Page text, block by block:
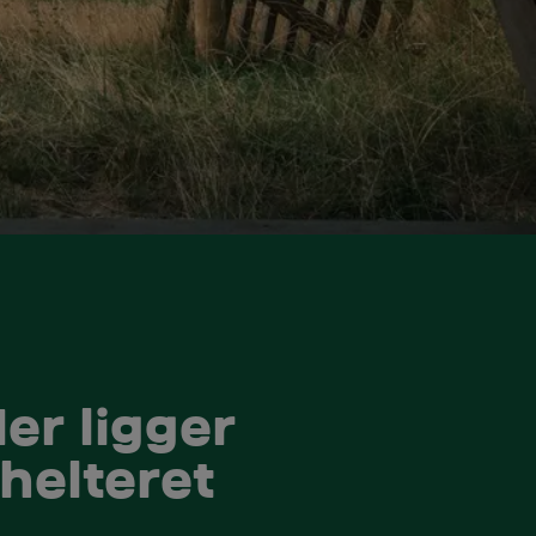
ligger